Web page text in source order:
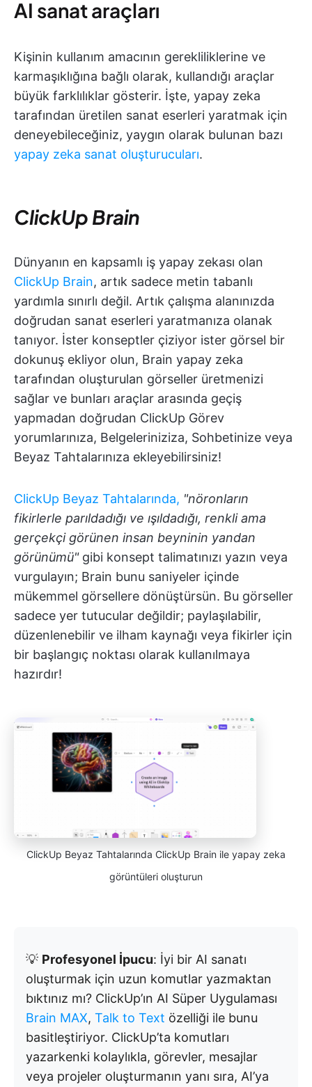
AI sanat araçları
Kişinin kullanım amacının gerekliliklerine ve
karmaşıklığına bağlı olarak, kullandığı araçlar
büyük farklılıklar gösterir. İşte, yapay zeka
tarafından üretilen sanat eserleri yaratmak için
deneyebileceğiniz, yaygın olarak bulunan bazı
yapay zeka sanat oluşturucuları.
ClickUp Brain
Dünyanın en kapsamlı iş yapay zekası olan
ClickUp Brain, artık sadece metin tabanlı
yardımla sınırlı değil. Artık çalışma alanınızda
doğrudan sanat eserleri yaratmanıza olanak
tanıyor. İster konseptler çiziyor ister görsel bir
dokunuş ekliyor olun, Brain yapay zeka
tarafından oluşturulan görseller üretmenizi
sağlar ve bunları araçlar arasında geçiş
yapmadan doğrudan ClickUp Görev
yorumlarınıza, Belgeleriniziza, Sohbetinize veya
Beyaz Tahtalarınıza ekleyebilirsiniz!
ClickUp Beyaz Tahtalarında, "nöronların
fikirlerle parıldadığı ve ışıldadığı, renkli ama
gerçekçi görünen insan beyninin yandan
görünümü"gibi konsept talimatınızı yazın veya
vurgulayın; Brain bunu saniyeler içinde
mükemmel görsellere dönüştürsün. Bu görseller
sadece yer tutucular değildir; paylaşılabilir,
düzenlenebilir ve ilham kaynağı veya fikirler için
bir başlangıç noktası olarak kullanılmaya
hazırdır!
ClickUp Beyaz Tahtalarında ClickUp Brain ile yapay zeka
görüntüleri oluşturun
💡 Profesyonel İpucu: İyi bir AI sanatı
oluşturmak için uzun komutlar yazmaktan
bıktınız mı? ClickUp’ın AI Süper Uygulaması
Brain MAX, Talk to Text özelliği ile bunu
basitleştiriyor. ClickUp’ta komutları
yazarkenki kolaylıkla, görevler, mesajlar
veya projeler oluşturmanın yanı sıra, AI’ya